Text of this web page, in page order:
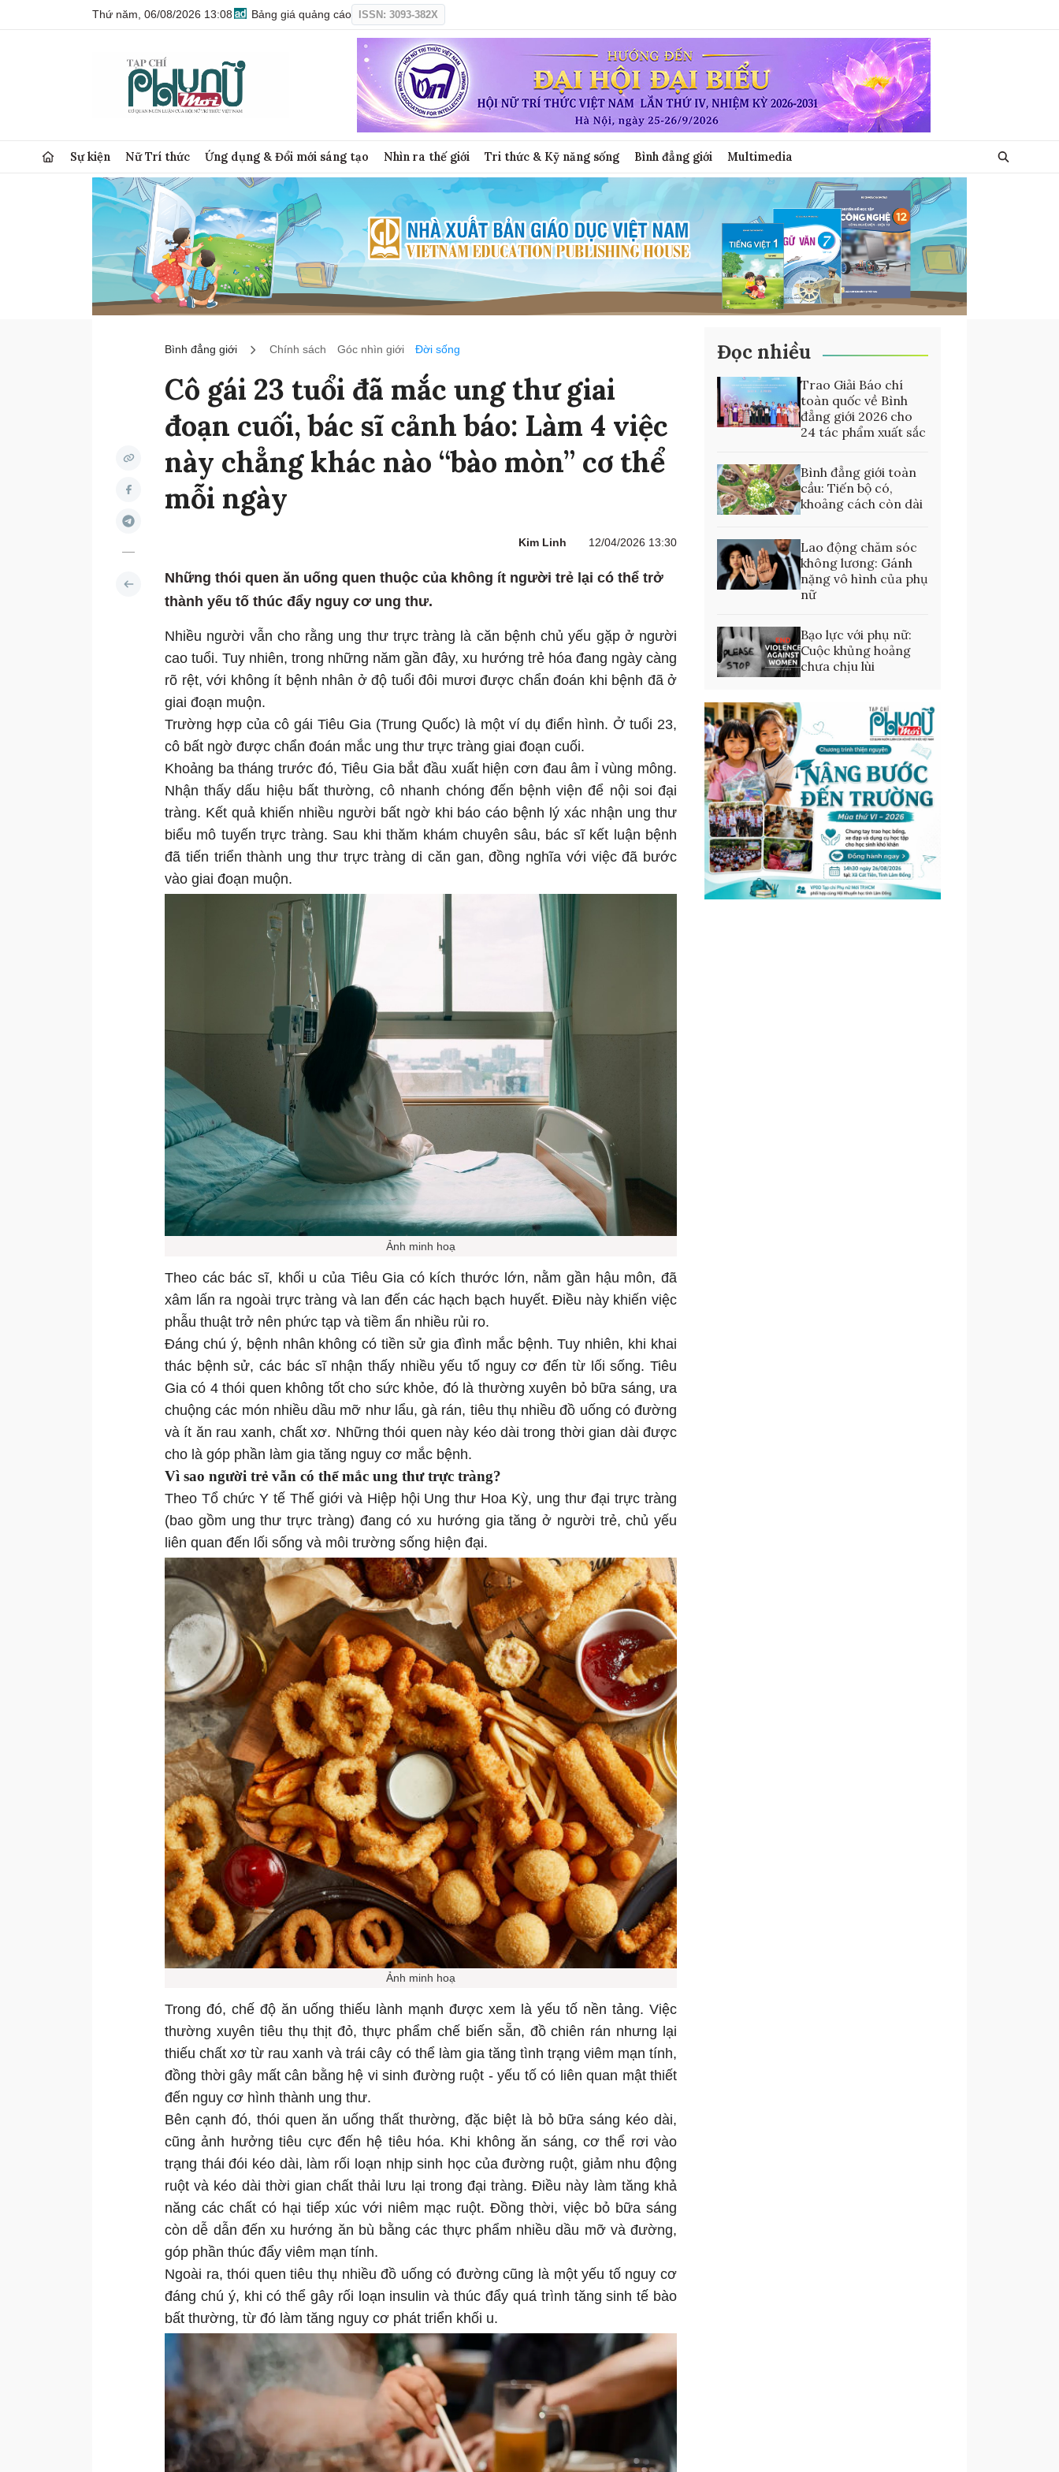
Thứ năm, 06/08/2026 13:08 Bảng giá quảng cáo ISSN: 3093-382X
Sự kiện Nữ Trí thức Ứng dụng & Đổi mới sáng tạo Nhìn ra thế giới Tri thức & Kỹ năng sống Bình đẳng giới Multimedia
Bình đẳng giới Chính sách Góc nhìn giới Đời sống
Cô gái 23 tuổi đã mắc ung thư giai
đoạn cuối, bác sĩ cảnh báo: Làm 4 việc
này chẳng khác nào “bào mòn” cơ thể
mỗi ngày
Kim Linh 12/04/2026 13:30
Những thói quen ăn uống quen thuộc của không ít người trẻ lại có thể trở
thành yếu tố thúc đẩy nguy cơ ung thư.
Nhiều người vẫn cho rằng ung thư trực tràng là căn bệnh chủ yếu gặp ở người
cao tuổi. Tuy nhiên, trong những năm gần đây, xu hướng trẻ hóa đang ngày càng
rõ rệt, với không ít bệnh nhân ở độ tuổi đôi mươi được chẩn đoán khi bệnh đã ở
giai đoạn muộn.
Trường hợp của cô gái Tiêu Gia (Trung Quốc) là một ví dụ điển hình. Ở tuổi 23,
cô bất ngờ được chẩn đoán mắc ung thư trực tràng giai đoạn cuối.
Khoảng ba tháng trước đó, Tiêu Gia bắt đầu xuất hiện cơn đau âm ỉ vùng mông.
Nhận thấy dấu hiệu bất thường, cô nhanh chóng đến bệnh viện để nội soi đại
tràng. Kết quả khiến nhiều người bất ngờ khi báo cáo bệnh lý xác nhận ung thư
biểu mô tuyến trực tràng. Sau khi thăm khám chuyên sâu, bác sĩ kết luận bệnh
đã tiến triển thành ung thư trực tràng di căn gan, đồng nghĩa với việc đã bước
vào giai đoạn muộn.
Ảnh minh hoạ
Theo các bác sĩ, khối u của Tiêu Gia có kích thước lớn, nằm gần hậu môn, đã
xâm lấn ra ngoài trực tràng và lan đến các hạch bạch huyết. Điều này khiến việc
phẫu thuật trở nên phức tạp và tiềm ẩn nhiều rủi ro.
Đáng chú ý, bệnh nhân không có tiền sử gia đình mắc bệnh. Tuy nhiên, khi khai
thác bệnh sử, các bác sĩ nhận thấy nhiều yếu tố nguy cơ đến từ lối sống. Tiêu
Gia có 4 thói quen không tốt cho sức khỏe, đó là thường xuyên bỏ bữa sáng, ưa
chuộng các món nhiều dầu mỡ như lẩu, gà rán, tiêu thụ nhiều đồ uống có đường
và ít ăn rau xanh, chất xơ. Những thói quen này kéo dài trong thời gian dài được
cho là góp phần làm gia tăng nguy cơ mắc bệnh.
Vì sao người trẻ vẫn có thể mắc ung thư trực tràng?
Theo Tổ chức Y tế Thế giới và Hiệp hội Ung thư Hoa Kỳ, ung thư đại trực tràng
(bao gồm ung thư trực tràng) đang có xu hướng gia tăng ở người trẻ, chủ yếu
liên quan đến lối sống và môi trường sống hiện đại.
Ảnh minh hoạ
Trong đó, chế độ ăn uống thiếu lành mạnh được xem là yếu tố nền tảng. Việc
thường xuyên tiêu thụ thịt đỏ, thực phẩm chế biến sẵn, đồ chiên rán nhưng lại
thiếu chất xơ từ rau xanh và trái cây có thể làm gia tăng tình trạng viêm mạn tính,
đồng thời gây mất cân bằng hệ vi sinh đường ruột - yếu tố có liên quan mật thiết
đến nguy cơ hình thành ung thư.
Bên cạnh đó, thói quen ăn uống thất thường, đặc biệt là bỏ bữa sáng kéo dài,
cũng ảnh hưởng tiêu cực đến hệ tiêu hóa. Khi không ăn sáng, cơ thể rơi vào
trạng thái đói kéo dài, làm rối loạn nhịp sinh học của đường ruột, giảm nhu động
ruột và kéo dài thời gian chất thải lưu lại trong đại tràng. Điều này làm tăng khả
năng các chất có hại tiếp xúc với niêm mạc ruột. Đồng thời, việc bỏ bữa sáng
còn dễ dẫn đến xu hướng ăn bù bằng các thực phẩm nhiều dầu mỡ và đường,
góp phần thúc đẩy viêm mạn tính.
Ngoài ra, thói quen tiêu thụ nhiều đồ uống có đường cũng là một yếu tố nguy cơ
đáng chú ý, khi có thể gây rối loạn insulin và thúc đẩy quá trình tăng sinh tế bào
bất thường, từ đó làm tăng nguy cơ phát triển khối u.
Đọc nhiều
Trao Giải Báo chí
toàn quốc về Bình
đẳng giới 2026 cho
24 tác phẩm xuất sắc
Bình đẳng giới toàn
cầu: Tiến bộ có,
khoảng cách còn dài
Lao động chăm sóc
không lương: Gánh
nặng vô hình của phụ
nữ
Bạo lực với phụ nữ:
Cuộc khủng hoảng
chưa chịu lùi